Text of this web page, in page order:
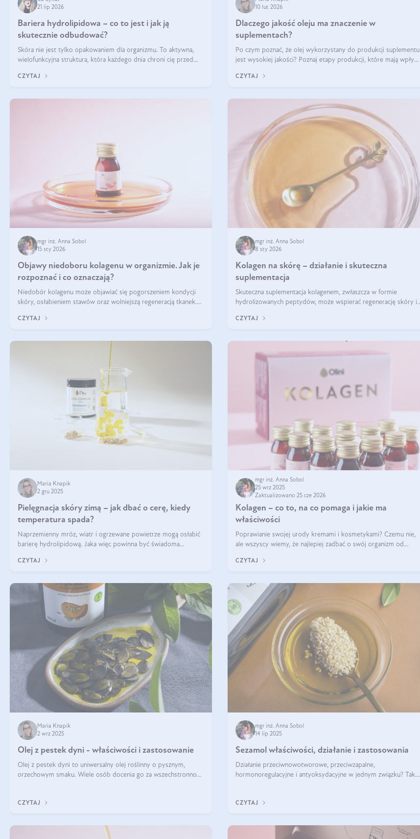
21 lip 2026
Bariera hydrolipidowa – co to jest i jak ją
skutecznie odbudować?
Skóra nie jest tylko opakowaniem dla organizmu. To aktywna,
wielofunkcyjna struktura, która każdego dnia chroni cię przed
środowiskowymi. Jednym z jej kluczowych elementów jest
CZYTAJ
10 lut 2026
Dlaczego jakość oleju ma znaczenie w
suplementach?
Po czym poznać, że olej wykorzystany do produkcji suplementu
jest wysokiej jakości? Poznaj etapy produkcji, które mają wpływ
CZYTAJ
mgr inż. Anna Sobol
15 sty 2026
Objawy niedoboru kolagenu w organizmie. Jak je
rozpoznać i co oznaczają?
Niedobór kolagenu może objawiać się pogorszeniem kondycji
skóry, osłabieniem stawów oraz wolniejszą regeneracją tkanek.
skóry, bóle stawów, łamliwość paznokci oraz osłabienie włosów.
CZYTAJ
mgr inż. Anna Sobol
8 sty 2026
Kolagen na skórę – działanie i skuteczna
suplementacja
Skuteczna suplementacja kolagenem, zwłaszcza w formie
hydrolizowanych peptydów, może wspierać regenerację skóry i
regularnością stosowania.
CZYTAJ
Maria Knapik
2 gru 2025
Pielęgnacja skóry zimą – jak dbać o cerę, kiedy
temperatura spada?
Naprzemienny mróz, wiatr i ogrzewane powietrze mogą osłabić
barierę hydrolipidową. Jaka więc powinna być świadoma
CZYTAJ
mgr inż. Anna Sobol
25 wrz 2025
Zaktualizowano 25 cze 2026
Kolagen – co to, na co pomaga i jakie ma
właściwości
Poprawianie swojej urody kremami i kosmetykami? Czemu nie,
ale wszyscy wiemy, że najlepiej zadbać o swój organizm od
zewnętrzny prezentował się zdrowo i atrakcyjnie. Stosowanie
CZYTAJ
Maria Knapik
2 wrz 2025
Olej z pestek dyni - właściwości i zastosowanie
Olej z pestek dyni to uniwersalny olej roślinny o pysznym,
orzechowym smaku. Wiele osób docenia go za wszechstronność,
CZYTAJ
mgr inż. Anna Sobol
14 lip 2025
Sezamol właściwości, działanie i zastosowania
Działanie przeciwnowotworowe, przeciwzapalne,
hormonoregulacyjne i antyoksydacyjne w jednym związku? Tak
swojej diety — być może to pierwsza ok
CZYTAJ